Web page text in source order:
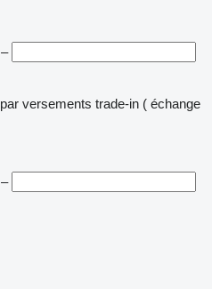
–
par versements trade-in ( échange
–